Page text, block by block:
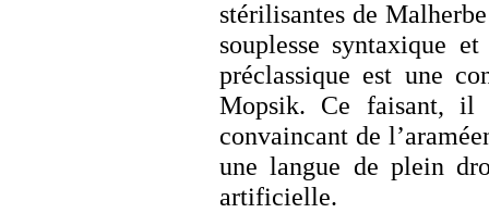
stérilisantes de
souplesse syntaxique
préclassique est une
Mopsik. Ce faisant, il
convaincant de
une langue de plein
artificielle.